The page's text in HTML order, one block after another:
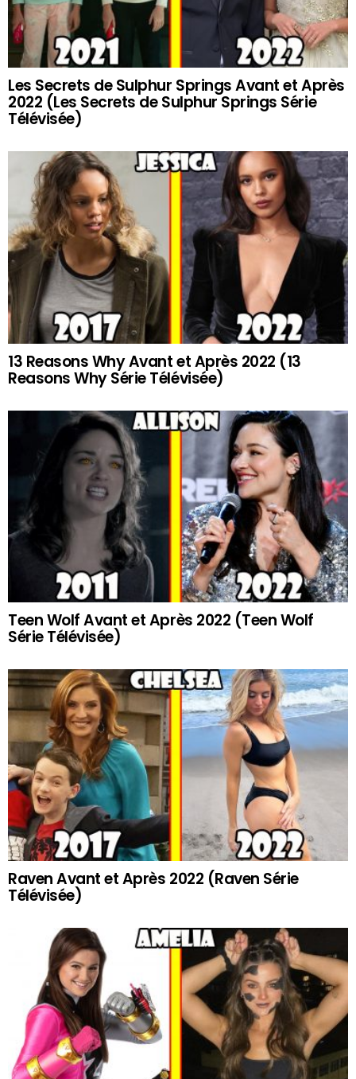
Les Secrets de Sulphur Springs Avant et Après
2022 (Les Secrets de Sulphur Springs Série
Télévisée)
13 Reasons Why Avant et Après 2022 (13
Reasons Why Série Télévisée)
Teen Wolf Avant et Après 2022 (Teen Wolf
Série Télévisée)
Raven Avant et Après 2022 (Raven Série
Télévisée)